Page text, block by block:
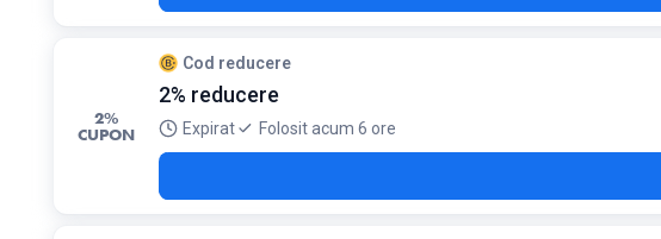
2%
CUPON
Cod reducere
2% reducere
Expirat Folosit acum 6 ore